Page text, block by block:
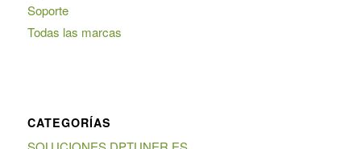
Soporte
Todas las marcas
CATEGORÍAS